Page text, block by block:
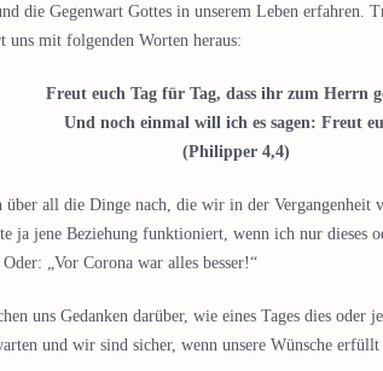
die Gegenwart Gottes in unserem Leben
uns mit folgenden Worten heraus:
Freut euch Tag für Tag, dass ihr zum Herrn
Und noch einmal will ich es sagen: Freut
(Philipper 4,4)
all die Dinge nach, die wir in der Vergangenheit
jene Beziehung funktioniert, wenn ich nur dieses
„Vor Corona war alles besser!“
uns Gedanken darüber, wie eines Tages dies oder
und wir sind sicher, wenn unsere Wünsche